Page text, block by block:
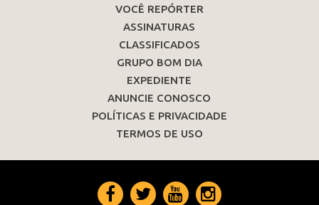
VOCÊ REPÓRTER
ASSINATURAS
CLASSIFICADOS
GRUPO BOM DIA
EXPEDIENTE
ANUNCIE CONOSCO
POLÍTICAS E PRIVACIDADE
TERMOS DE USO